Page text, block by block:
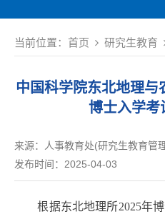
当前位置： 首页 研究生教育
中国科学院东北地理
博士入学考
来源：
人事教育处(研究生教育管
发布时间：2025-04-03
根据东北地理所2025年博